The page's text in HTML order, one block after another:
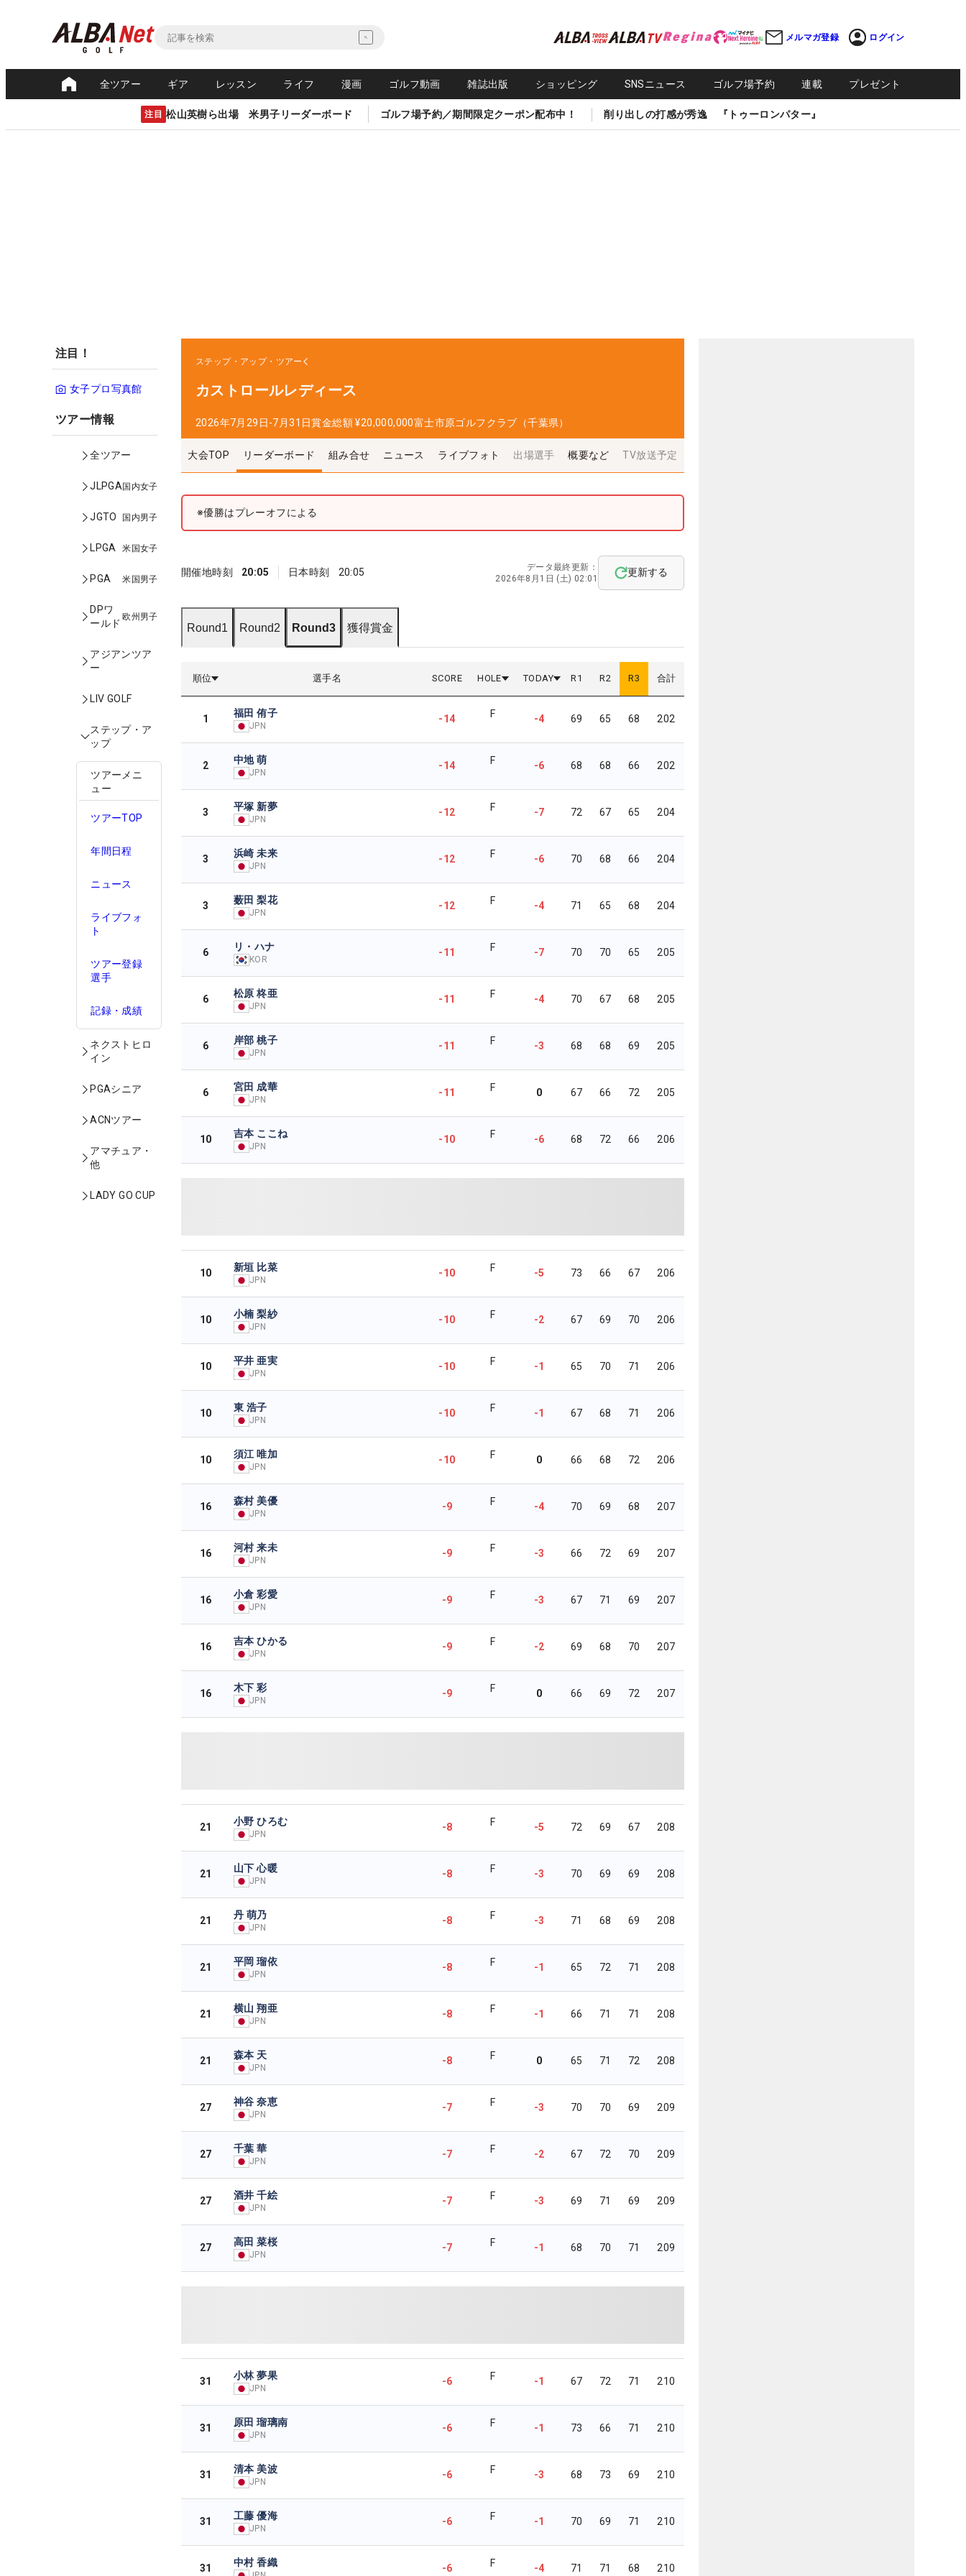
メルマガ登録 ログイン
全ツアー ギア レッスン ライフ 漫画 ゴルフ動画 雑誌出版 ショッピング SNSニュース ゴルフ場予約 連載 プレゼント
注目 松山英樹ら出場 米男子リーダーボード ゴルフ場予約／期間限定クーポン配布中！ 削り出しの打感が秀逸 『トゥーロンパター』
注目！
女子プロ写真館
ツアー情報
全ツアー
JLPGA国内女子
JGTO 国内男子
LPGA 米国女子
PGA 米国男子
DPワ
ールド
欧州男子
アジアンツア
ー
LIV GOLF
ステップ・ア
ップ
ツアーメニ
ュー
ツアーTOP
年間日程
ニュース
ライブフォ
ト
ツアー登録
選手
記録・成績
ネクストヒロ
イン
PGAシニア
ACNツアー
アマチュア・
他
LADY GO CUP
ステップ・アップ・ツアー
カストロールレディース
2026年7月29日-7月31日賞金総額 ¥20,000,000富士市原ゴルフクラブ（千葉県）
大会TOP リーダーボード 組み合せ ニュース ライブフォト 出場選手 概要など TV放送予定
※優勝はプレーオフによる
開催地時刻 20:05 日本時刻 20:05
データ最終更新：
2026年8月1日 (土) 02:01
更新する
Round1 Round2 Round3 獲得賞金
順位 選手名 SCORE HOLE TODAY R 1 R2 R3 合計
1 福田 侑子
JPN
-14 F -4 69 65 68 202
2 中地 萌
JPN
-14 F -6 68 68 66 202
3 平塚 新夢
JPN
-12 F -7 72 67 65 204
3 浜崎 未来
JPN
-12 F -6 70 68 66 204
3 薮田 梨花
JPN
-12 F -4 71 65 68 204
6 リ・ハナ
KOR
-11 F -7 70 70 65 205
6 松原 柊亜
JPN
-11 F -4 70 67 68 205
6 岸部 桃子
JPN
-11 F -3 68 68 69 205
6 宮田 成華
JPN
-11 F 0 67 66 72 205
10 吉本 ここね
JPN
-10 F -6 68 72 66 206
10 新垣 比菜
JPN
-10 F -5 73 66 67 206
10 小楠 梨紗
JPN
-10 F -2 67 69 70 206
10 平井 亜実
JPN
-10 F -1 65 70 71 206
10 東 浩子
JPN
-10 F -1 67 68 71 206
10 須江 唯加
JPN
-10 F 0 66 68 72 206
16 森村 美優
JPN
-9 F -4 70 69 68 207
16 河村 来未
JPN
-9 F -3 66 72 69 207
16 小倉 彩愛
JPN
-9 F -3 67 71 69 207
16 吉本 ひかる
JPN
-9 F -2 69 68 70 207
16 木下 彩
JPN
-9 F 0 66 69 72 207
21 小野 ひろむ
JPN
-8 F -5 72 69 67 208
21 山下 心暖
JPN
-8 F -3 70 69 69 208
21 丹 萌乃
JPN
-8 F -3 71 68 69 208
21 平岡 瑠依
JPN
-8 F -1 65 72 71 208
21 横山 翔亜
JPN
-8 F -1 66 71 71 208
21 森本 天
JPN
-8 F 0 65 71 72 208
27 神谷 奈恵
JPN
-7 F -3 70 70 69 209
27 千葉 華
JPN
-7 F -2 67 72 70 209
27 酒井 千絵
JPN
-7 F -3 69 71 69 209
27 高田 菜桜
JPN
-7 F -1 68 70 71 209
31 小林 夢果
JPN
-6 F -1 67 72 71 210
31 原田 瑠璃南
JPN
-6 F -1 73 66 71 210
31 清本 美波
JPN
-6 F -3 68 73 69 210
31 工藤 優海
JPN
-6 F -1 70 69 71 210
31 中村 香織 -6 F -4 71 71 68 210